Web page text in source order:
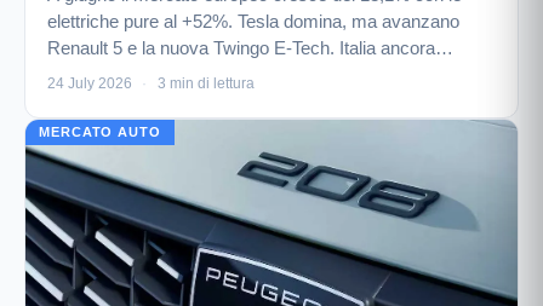
elettriche pure al +52%. Tesla domina, ma avanzano
Renault 5 e la nuova Twingo E-Tech. Italia ancora
indietro sulle ricaricabili.
24 July 2026 · 3 min di lettura
MERCATO AUTO